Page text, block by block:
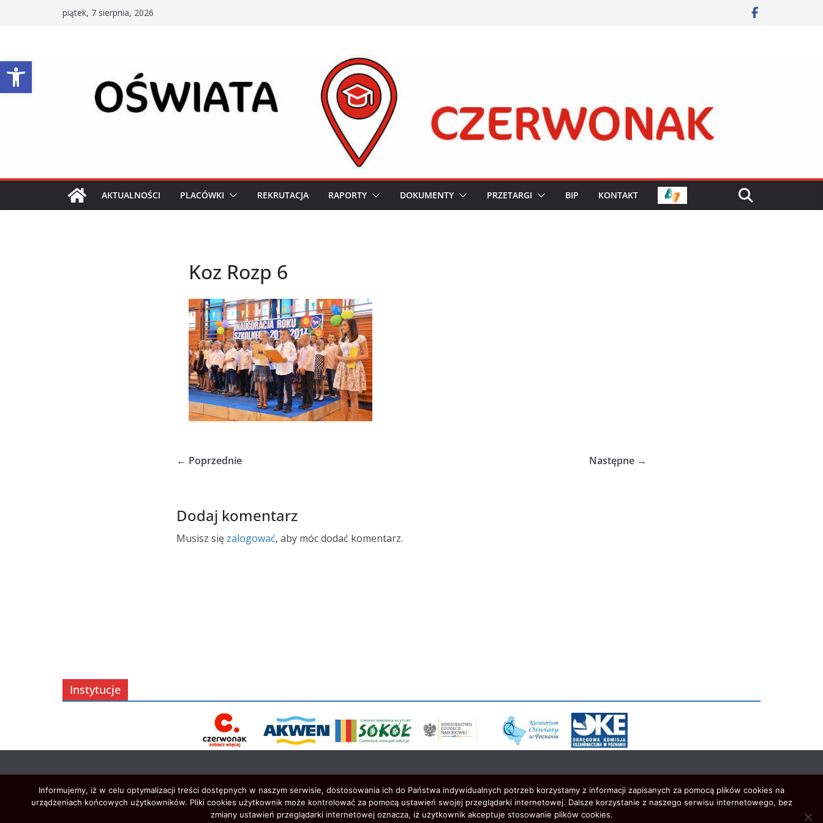
Otwórz pasek narzędzi
piątek, 7 sierpnia, 2026
AKTUALNOŚCI PLACÓWKI REKRUTACJA RAPORTY DOKUMENTY PRZETARGI BIP KONTAKT
Koz Rozp 6
← Poprzednie Następne →
Dodaj komentarz
Musisz się zalogować, aby móc dodać komentarz.
Instytucje
Informujemy, iż w celu optymalizacji treści dostępnych w naszym serwisie, dostosowania ich do Państwa indywidualnych potrzeb korzystamy z informacji zapisanych za pomocą plików cookies na
urządzeniach końcowych użytkowników. Pliki cookies użytkownik może kontrolować za pomocą ustawień swojej przeglądarki internetowej. Dalsze korzystanie z naszego serwisu internetowego, bez
zmiany ustawień przeglądarki internetowej oznacza, iż użytkownik akceptuje stosowanie plików cookies.